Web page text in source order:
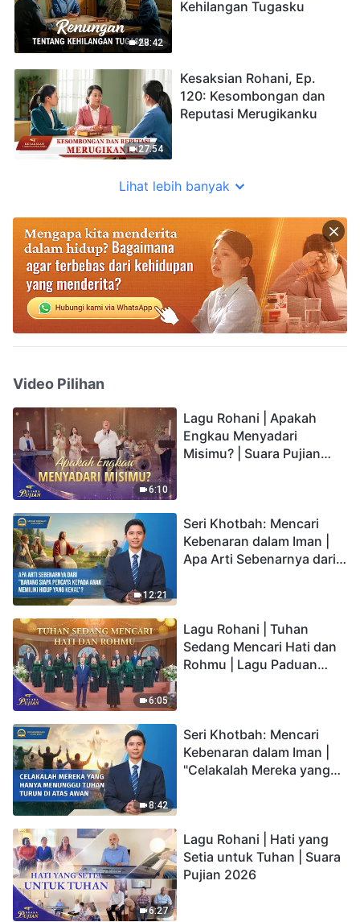
28:42
Kehilangan Tugasku
27:54
Kesaksian Rohani, Ep.
120: Kesombongan dan
Reputasi Merugikanku
Lihat lebih banyak
Video Pilihan
6:10
Lagu Rohani | Apakah
Engkau Menyadari
Misimu? | Suara Pujian
12:21
Seri Khotbah: Mencari
Kebenaran dalam Iman |
Apa Arti Sebenarnya dari
6:05
Lagu Rohani | Tuhan
Sedang Mencari Hati dan
Rohmu | Lagu Paduan
8:42
Seri Khotbah: Mencari
Kebenaran dalam Iman |
"Celakalah Mereka yang
6:27
Lagu Rohani | Hati yang
Setia untuk Tuhan | Suara
Pujian 2026